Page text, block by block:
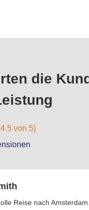
die
4.5 von 5)
Reise nach Amsterdam.